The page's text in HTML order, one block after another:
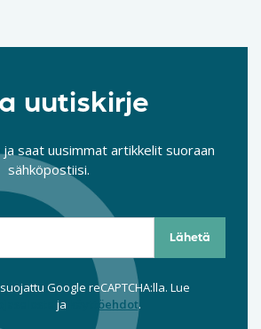
uutiskirje
saat uusimmat artikkelit suoraan
sähköpostiisi.
Google reCAPTCHA:lla. Lue
ja käyttöehdot.